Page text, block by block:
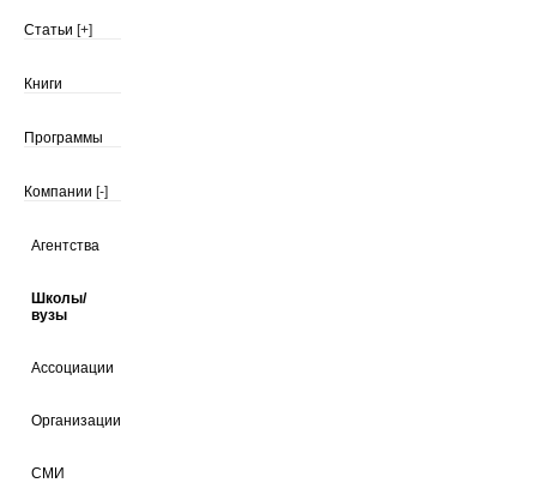
Статьи [+]
Книги
Программы
Компании [-]
Агентства
Школы/
вузы
Ассоциации
Организации
СМИ